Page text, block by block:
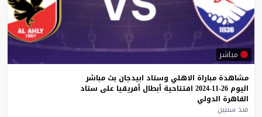
مباشر
مشاهدة مباراة الاهلي وستاد ابيدجان بث مباشر
اليوم 26-11-2024 افتتاحية أبطال أفريقيا على ستاد
القاهرة الدولي
منذ سنتين